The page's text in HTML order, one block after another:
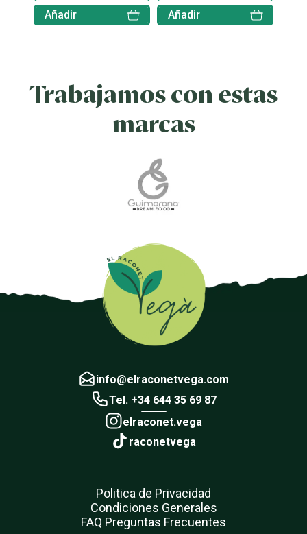
Añadir Añadir
Trabajamos con estas
marcas
info@elraconetvega.com
Tel. +34 644 35 69 87
elraconet.vega
raconetvega
Politica de Privacidad
Condiciones Generales
FAQ Preguntas Frecuentes